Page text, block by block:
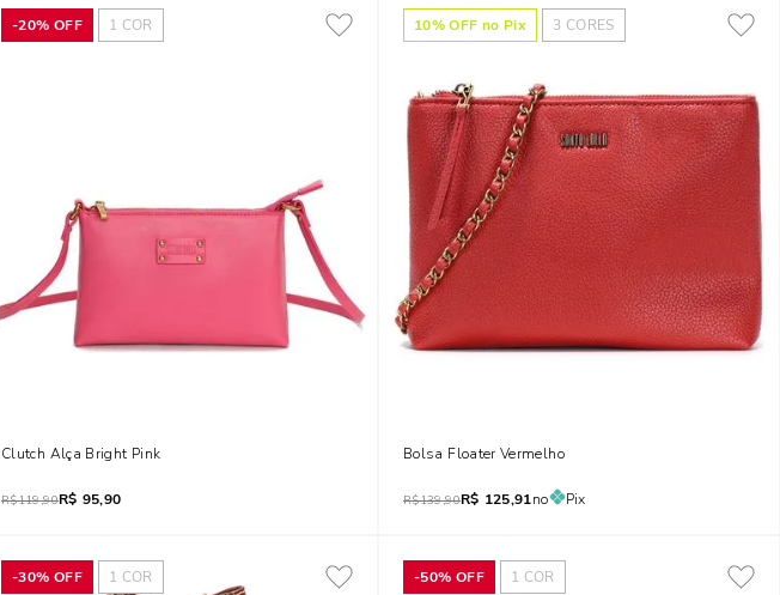
-20% OFF 1 COR
Clutch Alça Bright Pink
R$119,90R$ 95,90
10% OFF no Pix 3 CORES
Bolsa Floater Vermelho
R$139,90R$ 125,91no Pix
-30% OFF 1 COR -50% OFF 1 COR